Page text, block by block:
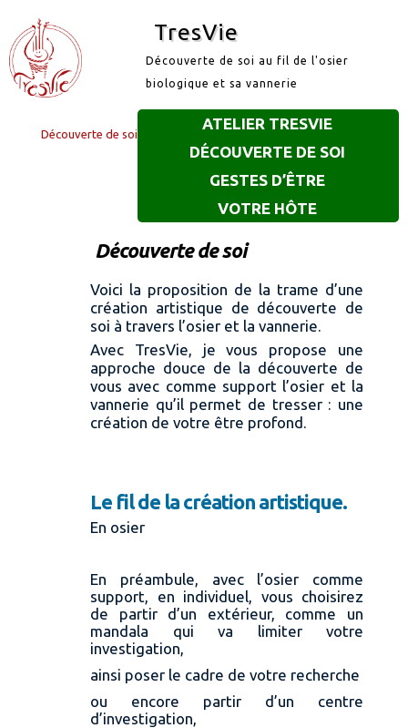
TresVie
Découverte de soi au fil de l'osier
biologique et sa vannerie
Découverte de soi
ATELIER TRESVIE
DÉCOUVERTE DE SOI
GESTES D’ÊTRE
VOTRE HÔTE
Découverte de soi
Voici la proposition de la trame d’une
création artistique de découverte de
soi à travers l’osier et la vannerie.
Avec TresVie, je vous propose une
approche douce de la découverte de
vous avec comme support l’osier et la
vannerie qu’il permet de tresser : une
création de votre être profond.
Le fil de la création artistique.
En osier
En préambule, avec l’osier comme
support, en individuel, vous choisirez
de partir d’un extérieur, comme un
mandala qui va limiter votre
investigation,
ainsi poser le cadre de votre recherche
ou encore partir d’un centre
d’investigation,